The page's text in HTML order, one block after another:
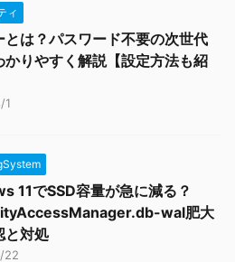
ィ
とは？パスワード不要の次世代
かりやすく解説【設定方法も紹
1
11でSSD容量が急に減る？
wal肥大
と対処
22